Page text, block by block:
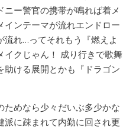
ー警官の携帯が鳴れば着メ
インテーマが流れエンドロー
流れ…ってそれもう『燃えよ
イクじゃん！ 成り行きで歌舞
ける展開とかも『ドラゴン
めなら少々だいぶ多少かな
派に疎まれて内勤に回され更